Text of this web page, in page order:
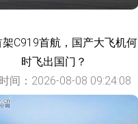
C919首航，国产大飞机何
时飞出国门？
间：2026-08-08 09:24:08